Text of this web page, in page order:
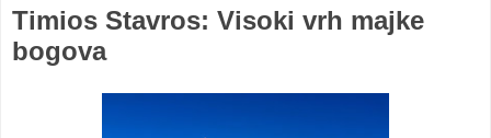
Timios Stavros: Visoki vrh majke
bogova